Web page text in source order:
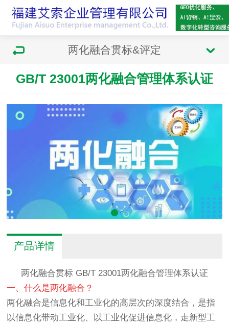
两化融合贯标&评定
GB/T 23001两化融合管理体系认证
产品详情
两化融合贯标 GB/T 23001两化融合管理体系认证
一、什么是两化融合？
两化融合是信息化和工业化的高层次的深度结合，是指
以信息化带动工业化、以工业化促进信息化，走新型工